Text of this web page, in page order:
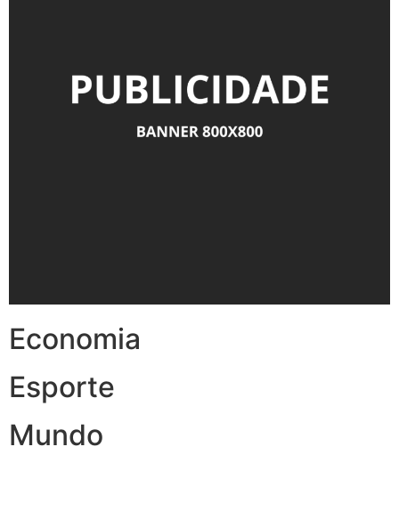
Economia
Esporte
Mundo